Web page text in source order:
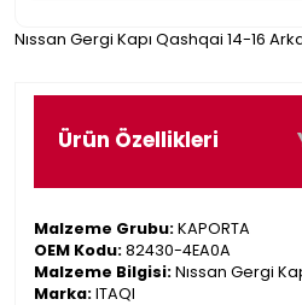
Nıssan Gergi Kapı Qashqai 14-16
Ürün Özellikleri
Malzeme Grubu:KAPORTA
OEM Kodu:82430-4EA0A
Malzeme Bilgisi:Nıssan Gergi
Marka:ITAQI